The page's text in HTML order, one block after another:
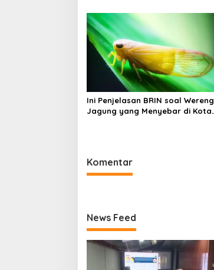
Analisis
Ini Penjelasan BRIN soal Wereng
Jagung yang Menyebar di Kota
Komentar
News Feed